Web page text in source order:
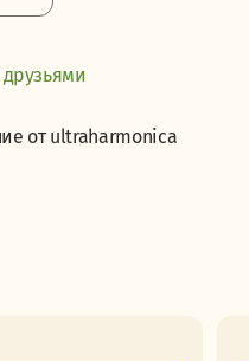
от ultraharmonica